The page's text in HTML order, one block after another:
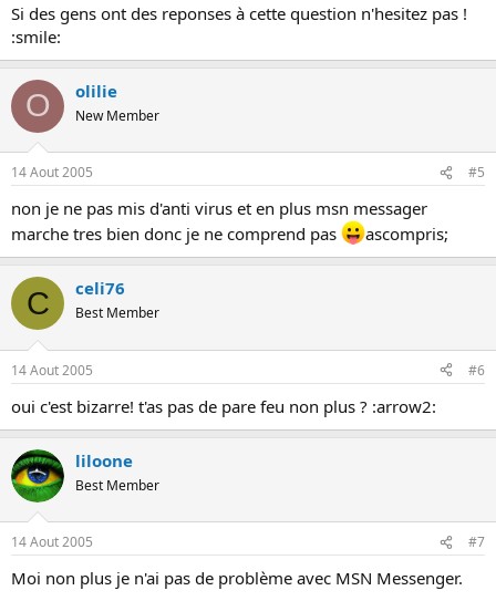
Si des gens ont des reponses à cette question n'hesitez pas !
:smile:
O olilie
New Member
14 Aout 2005 #5
non je ne pas mis d'anti virus et en plus msn messager
marche tres bien donc je ne comprend pas
ascompris;
C celi76
Best Member
14 Aout 2005 #6
oui c'est bizarre! t'as pas de pare feu non plus ? :arrow2:
liloone
Best Member
14 Aout 2005 #7
Moi non plus je n'ai pas de problème avec MSN Messenger.